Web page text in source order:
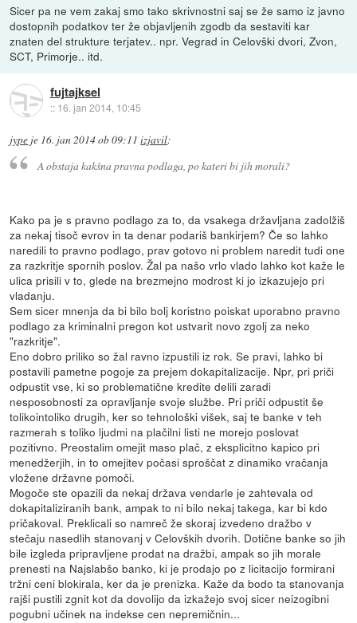
Sicer pa ne vem zakaj smo tako skrivnostni saj se že samo iz javno
dostopnih podatkov ter že objavljenih zgodb da sestaviti kar
znaten del strukture terjatev.. npr. Vegrad in Celovški dvori, Zvon,
SCT, Primorje.. itd.
fujtajksel
:: 16. jan 2014, 10:45
jype je 16. jan 2014 ob 09:11 izjavil:
A obstaja kakšna pravna podlaga, po kateri bi jih morali?
Kako pa je s pravno podlago za to, da vsakega državljana zadolžiš
za nekaj tisoč evrov in ta denar podariš bankirjem? Če so lahko
naredili to pravno podlago, prav gotovo ni problem naredit tudi one
za razkritje spornih poslov. Žal pa našo vrlo vlado lahko kot kaže le
ulica prisili v to, glede na brezmejno modrost ki jo izkazujejo pri
vladanju.
Sem sicer mnenja da bi bilo bolj koristno poiskat uporabno pravno
podlago za kriminalni pregon kot ustvarit novo zgolj za neko
"razkritje".
Eno dobro priliko so žal ravno izpustili iz rok. Se pravi, lahko bi
postavili pametne pogoje za prejem dokapitalizacije. Npr, pri priči
odpustit vse, ki so problematične kredite delili zaradi
nesposobnosti za opravljanje svoje službe. Pri priči odpustit še
tolikointoliko drugih, ker so tehnološki višek, saj te banke v teh
razmerah s toliko ljudmi na plačilni listi ne morejo poslovat
pozitivno. Preostalim omejit maso plač, z eksplicitno kapico pri
menedžerjih, in to omejitev počasi sproščat z dinamiko vračanja
vložene državne pomoči.
Mogoče ste opazili da nekaj država vendarle je zahtevala od
dokapitaliziranih bank, ampak to ni bilo nekaj takega, kar bi kdo
pričakoval. Preklicali so namreč že skoraj izvedeno dražbo v
stečaju nasedlih stanovanj v Celovških dvorih. Dotične banke so jih
bile izgleda pripravljene prodat na dražbi, ampak so jih morale
prenesti na Najslabšo banko, ki je prodajo po z licitacijo formirani
tržni ceni blokirala, ker da je prenizka. Kaže da bodo ta stanovanja
rajši pustili zgnit kot da dovolijo da izkažejo svoj sicer neizogibni
pogubni učinek na indekse cen nepremičnin...